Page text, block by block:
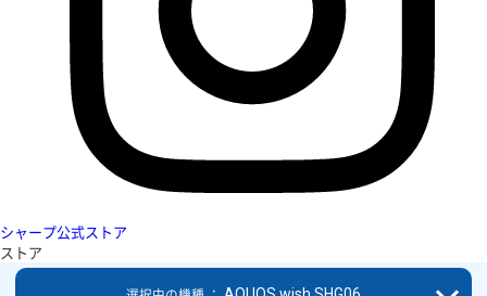
シャープ公式ストア
ストア